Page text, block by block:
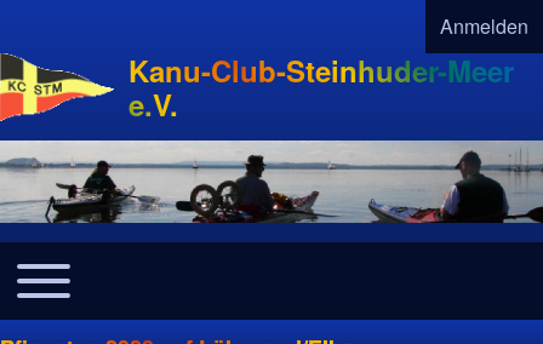
User
Anmelden
Kanu-Club-Steinhuder-Meer
e.V.
Navigation
Toggle main menu